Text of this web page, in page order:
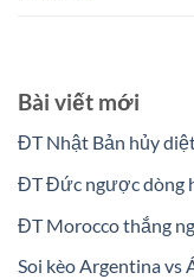
Bài viết mới
ĐT Nhật Bản hủy
ĐT Đức ngược dòng
ĐT Morocco thắng
Soi kèo Argentina vs